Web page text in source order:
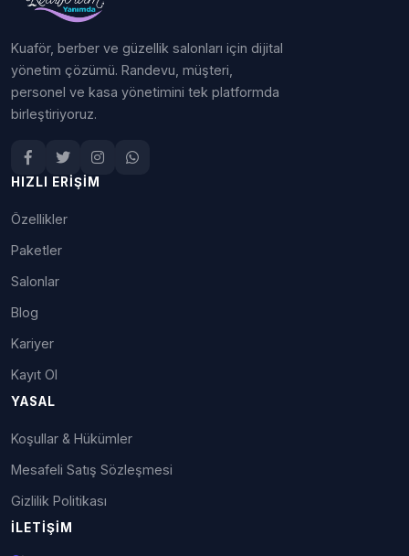
Kuaför, berber ve güzellik salonları için dijital
yönetim çözümü. Randevu, müşteri,
personel ve kasa yönetimini tek platformda
birleştiriyoruz.
HIZLI ERIŞIM
Özellikler
Paketler
Salonlar
Blog
Kariyer
Kayıt Ol
YASAL
Koşullar & Hükümler
Mesafeli Satış Sözleşmesi
Gizlilik Politikası
İLETIŞIM